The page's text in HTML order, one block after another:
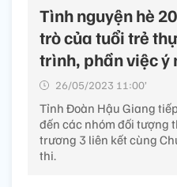
Tình nguyện hè
trò của tuổi trẻ
trình, phần việc ý
26/05/2023 11:00’
Tỉnh Đoàn Hậu Giang
đến các nhóm đối tượng
trương 3 liên kết cùng
thi.